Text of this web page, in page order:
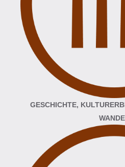
GESCHICHTE,